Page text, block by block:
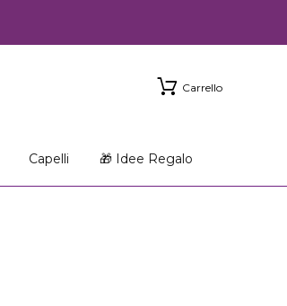
Carrello
Capelli 🎁 Idee Regalo